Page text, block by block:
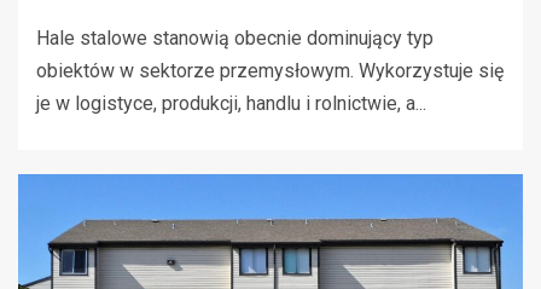
Hale stalowe stanowią obecnie dominujący typ
obiektów w sektorze przemysłowym. Wykorzystuje się
je w logistyce, produkcji, handlu i rolnictwie, a...